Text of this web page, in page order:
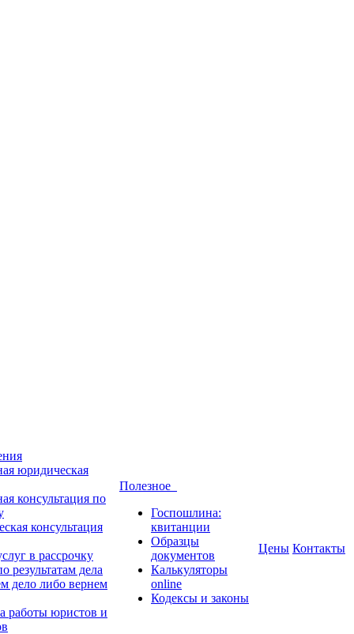
юридическая
консультация по
консультация
в рассрочку
результатам дела
дело либо вернем
работы юристов и
Полезное
Госпошлина:
квитанции
Образцы
документов
Калькуляторы
online
Кодексы и законы
Цены Контакты